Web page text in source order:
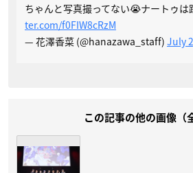
ちゃんと写真撮ってない😭ナートゥは
ter.com/f0FIW8cRzM
— 花澤香菜 (@hanazawa_staff) July
この記事の他の画像（